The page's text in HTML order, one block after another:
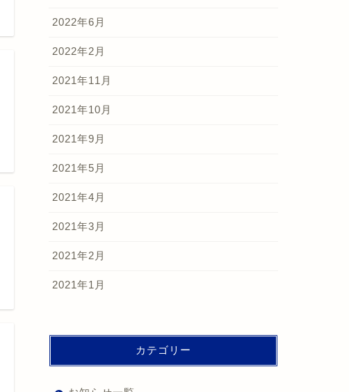
2022年6月
2022年2月
2021年11月
2021年10月
2021年9月
2021年5月
2021年4月
2021年3月
2021年2月
2021年1月
カテゴリー